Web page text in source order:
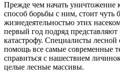
Прежде чем начать уничтожение
способ борьбы с ним, стоит чуть
жизнедеятельностью этих
первый год подряд
катастрофу. Специалисты
помощь все самые современные
справиться с нашествием
целые лесные массивы.